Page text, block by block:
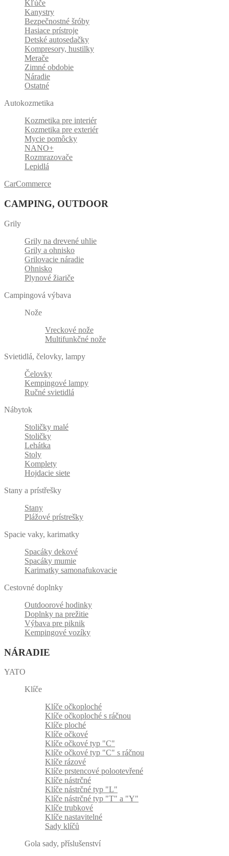
Kľúče
Kanystry
Bezpečnostné šróby
Hasiace prístroje
Detské autosedačky
Kompresory, hustilky
Merače
Zimné obdobie
Náradie
Ostatné
Autokozmetika
Kozmetika pre interiér
Kozmetika pre exteriér
Mycie pomôcky
NANO+
Rozmrazovače
Lepidlá
CarCommerce
CAMPING, OUTDOOR
Grily
Grily na drevené uhlie
Grily a ohnisko
Grilovacie náradie
Ohnisko
Plynové žiariče
Campingová výbava
Nože
Vreckové nože
Multifunkčné nože
Svietidlá, čelovky, lampy
Čelovky
Kempingové lampy
Ručné svietidlá
Nábytok
Stoličky malé
Stoličky
Lehátka
Stoly
Komplety
Hojdacie siete
Stany a prístřešky
Stany
Plážové prístrešky
Spacie vaky, karimatky
Spacáky dekové
Spacáky mumie
Karimatky samonafukovacie
Cestovné doplnky
Outdoorové hodinky
Doplnky na prežitie
Výbava pre piknik
Kempingové vozíky
NÁRADIE
YATO
Klíče
Klíče očkoploché
Klíče očkoploché s ráčnou
Klíče ploché
Klíče očkové
Klíče očkové typ "C"
Klíče očkové typ "C" s ráčnou
Klíče rázové
Klíče prstencové polootevřené
Klíče nástrčné
Klíče nástrčné typ "L"
Klíče nástrčné typ "T" a "Y"
Klíče trubkové
Klíče nastavitelné
Sady klíčů
Gola sady, příslušenství